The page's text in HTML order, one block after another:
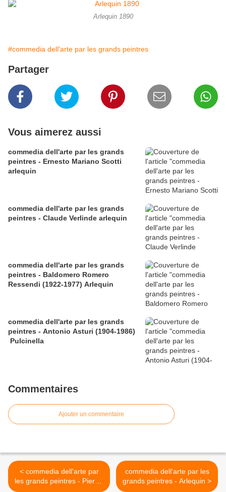
Arlequin 1890
#commedia dell'arte par les grands peintres
Partager
Vous aimerez aussi
commedia dell'arte par les grands
peintres - Ernesto Mariano Scotti
arlequin
commedia dell'arte par les grands
peintres - Claude Verlinde arlequin
commedia dell'arte par les grands
peintres - Baldomero Romero
Ressendi (1922-1977) Arlequin
commedia dell'arte par les grands
peintres - Antonio Asturi (1904-1986)
Pulcinella
Commentaires
Ajouter un commentaire
< commedia dell'arte par
les grands peintres - Pierrot
commedia dell'arte par les
grands peintres - Arlequin >